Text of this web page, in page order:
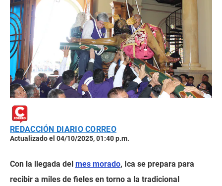
REDACCIÓN DIARIO CORREO
Actualizado el 04/10/2025, 01:40 p.m.
Con la llegada del mes morado, Ica se prepara para
recibir a miles de fieles en torno a la tradicional